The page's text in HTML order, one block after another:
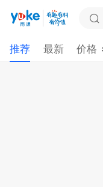
推荐 最新 价格